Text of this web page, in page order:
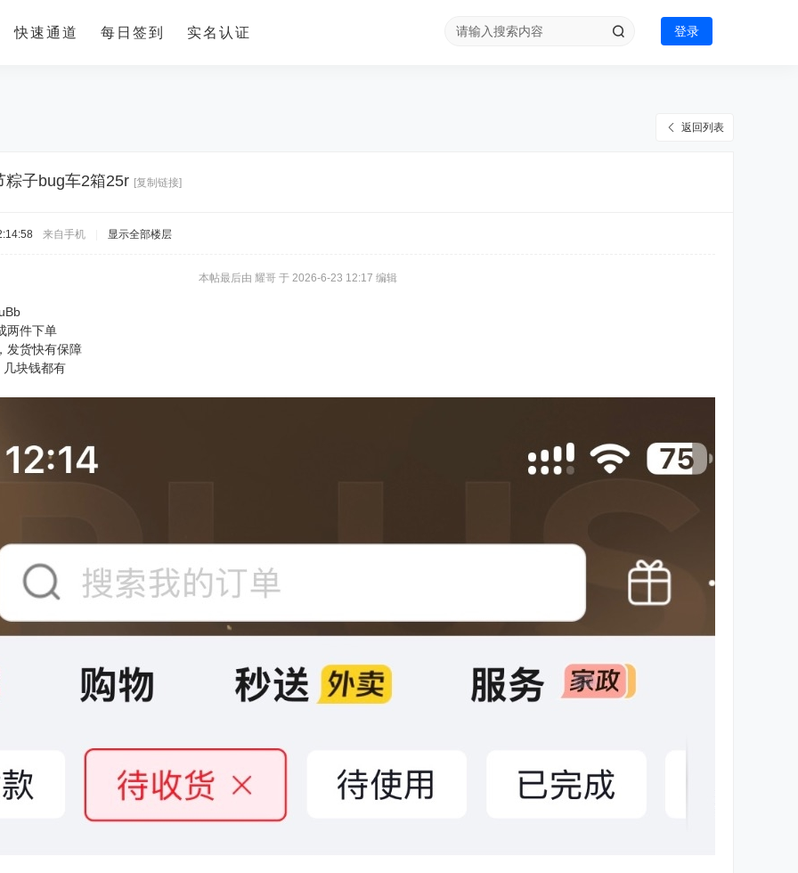
快速通道 每日签到 实名认证 登录
返回列表
粽子bug车2箱25r [复制链接]
来自手机 显示全部楼层
本帖最后由 耀哥 于 2026-6-23 12:17 编辑
两件下单
发货快有保障
块钱都有